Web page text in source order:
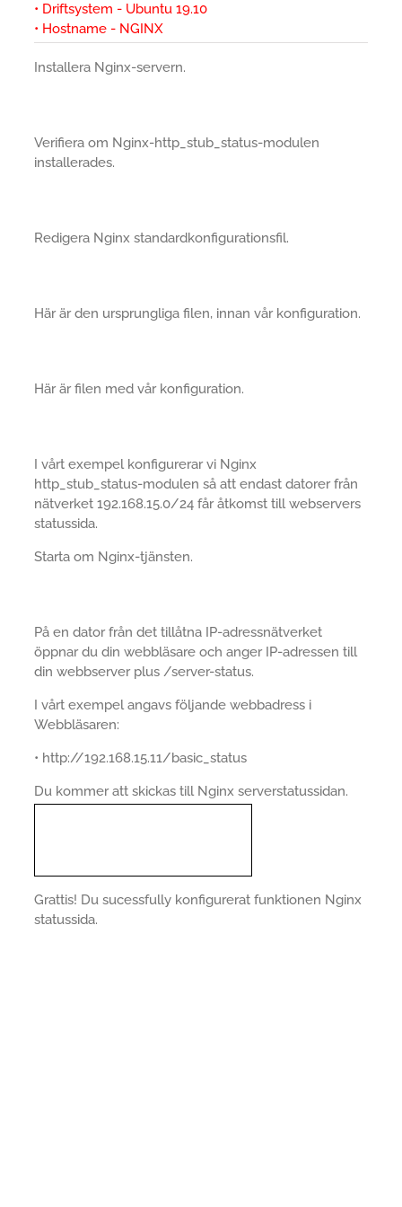
• Driftsystem - Ubuntu 19.10
• Hostname - NGINX
Installera Nginx-servern.
Verifiera om Nginx-http_stub_status-modulen
installerades.
Redigera Nginx standardkonfigurationsfil.
Här är den ursprungliga filen, innan vår konfiguration.
Här är filen med vår konfiguration.
I vårt exempel konfigurerar vi Nginx
http_stub_status-modulen så att endast datorer från
nätverket 192.168.15.0/24 får åtkomst till webservers
statussida.
Starta om Nginx-tjänsten.
På en dator från det tillåtna IP-adressnätverket
öppnar du din webbläsare och anger IP-adressen till
din webbserver plus /server-status.
I vårt exempel angavs följande webbadress i
Webbläsaren:
• http://192.168.15.11/basic_status
Du kommer att skickas till Nginx serverstatussidan.
Grattis! Du sucessfully konfigurerat funktionen Nginx
statussida.